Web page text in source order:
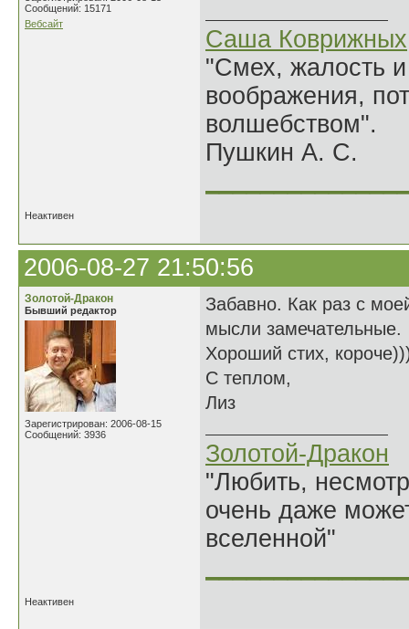
Сообщений: 15171
Вебсайт
Саша Коврижных
"Смех, жалость
воображения,
волшебством".
Пушкин А. С.
Неактивен
2006-08-27 21:50:56
Золотой-Дракон
Бывший редактор
Зарегистрирован: 2006-08-15
Сообщений: 3936
Забавно. Как раз с
мысли замечательные.
Хороший стих,
С теплом,
Лиз
Золотой-Дракон
"Любить,
очень даже
вселенной"
Неактивен